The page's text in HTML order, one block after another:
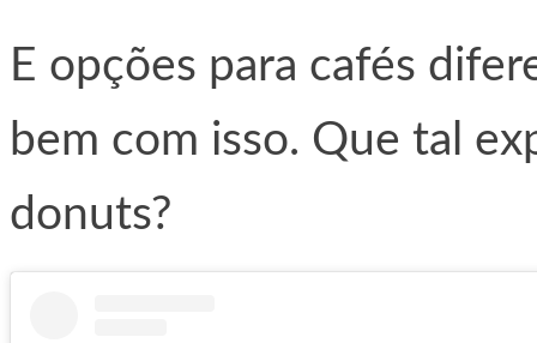
E opções para cafés
bem com isso. Que tal
donuts?